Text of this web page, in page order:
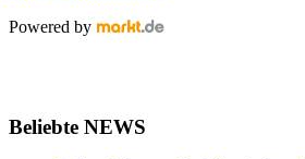
Powered by
Beliebte NEWS